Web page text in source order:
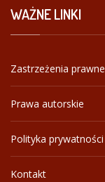
WAŻNELINKI
Zastrzeżenia prawne
Prawa autorskie
Polityka prywatności
Kontakt